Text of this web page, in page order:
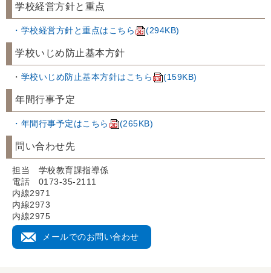
学校経営方針と重点
・学校経営方針と重点はこちら (294KB)
学校いじめ防止基本方針
・ 学校いじめ防止基本方針はこちら (159KB)
年間行事予定
・年間行事予定はこちら (265KB)
問い合わせ先
担当 学校教育課指導係
電話 0173-35-2111
内線2971
内線2973
内線2975
メールでのお問い合わせ